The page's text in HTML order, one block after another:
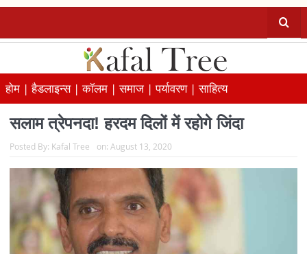
होम |हैडलाइन्स |कॉलम |समाज |पर्यावरण |साहित्य
सलाम त्रेपनदा! हरदम दिलों में रहोगे जिंदा
Posted By: Kafal Tree on: August 13, 2020